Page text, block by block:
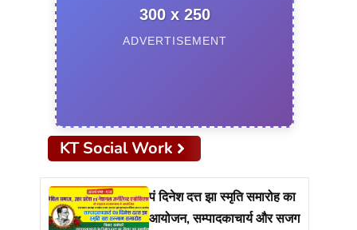
300 x 250
ADVERTISEMENT
KT Social Work
पं दिनेश दत्त झा स्मृति समारोह का
आयोजन, सम्पादकाचार्य और सजग